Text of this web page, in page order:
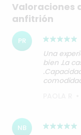
Valoraciones
anfitrión
PR
Una
bien .La
NB